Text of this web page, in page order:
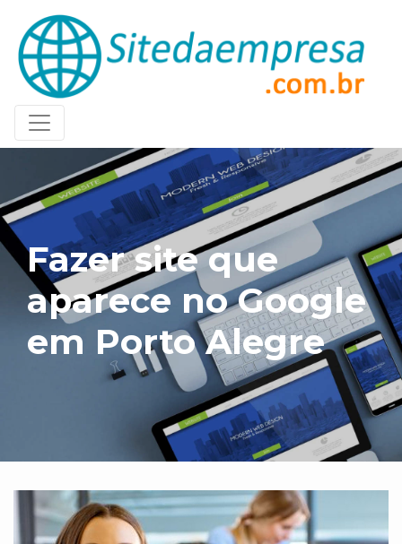
Fazer site que
aparece no Google
em Porto Alegre